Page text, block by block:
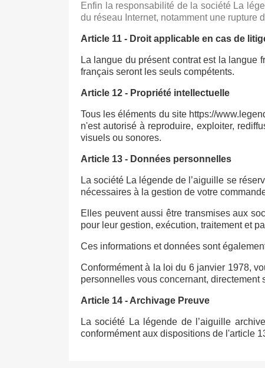
Enfin la responsabilité de la société La
du réseau Internet, notamment une rupture
Article 11 - Droit applicable en cas de
La langue du présent contrat est la langue
français seront les seuls compétents.
Article 12 - Propriété intellectuelle
Tous les éléments du site https://
n'est autorisé à reproduire, exploiter,
visuels ou sonores.
Article 13 - Données personnelles
La société La légende de l’aiguille se
nécessaires à la gestion de votre
Elles peuvent aussi être transmises aux
pour leur gestion, exécution, traitement et
Ces informations et données sont
Conformément à la loi du 6 janvier 1978,
personnelles vous concernant, directement
Article 14 - Archivage Preuve
La société La légende de l’aiguille
conformément aux dispositions de l'article